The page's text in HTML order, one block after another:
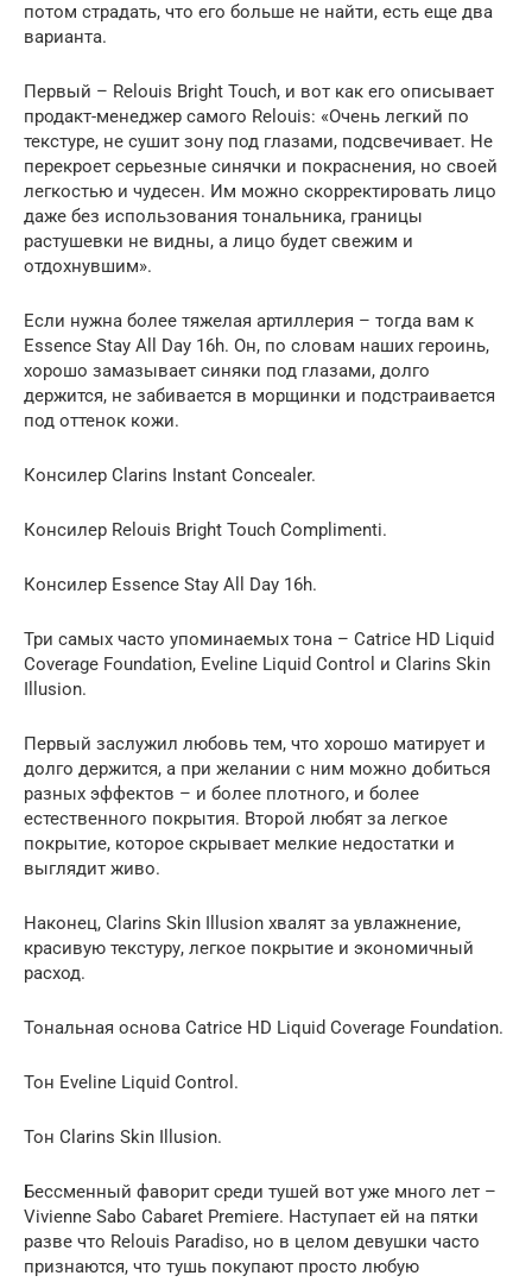
потом страдать, что его больше не найти, есть еще два
варианта.
Первый – Relouis Bright Touch, и вот как его описывает
продакт-менеджер самого Relouis: «Очень легкий по
текстуре, не сушит зону под глазами, подсвечивает. Не
перекроет серьезные синячки и покраснения, но своей
легкостью и чудесен. Им можно скорректировать лицо
даже без использования тональника, границы
растушевки не видны, а лицо будет свежим и
отдохнувшим».
Если нужна более тяжелая артиллерия – тогда вам к
Essence Stay All Day 16h. Он, по словам наших героинь,
хорошо замазывает синяки под глазами, долго
держится, не забивается в морщинки и подстраивается
под оттенок кожи.
Консилер Clarins Instant Concealer.
Консилер Relouis Bright Touch Complimenti.
Консилер Essence Stay All Day 16h.
Три самых часто упоминаемых тона – Catrice HD Liquid
Coverage Foundation, Eveline Liquid Control и Clarins Skin
Illusion.
Первый заслужил любовь тем, что хорошо матирует и
долго держится, а при желании с ним можно добиться
разных эффектов – и более плотного, и более
естественного покрытия. Второй любят за легкое
покрытие, которое скрывает мелкие недостатки и
выглядит живо.
Наконец, Clarins Skin Illusion хвалят за увлажнение,
красивую текстуру, легкое покрытие и экономичный
расход.
Тональная основа Catrice HD Liquid Coverage Foundation.
Тон Eveline Liquid Control.
Тон Clarins Skin Illusion.
Бессменный фаворит среди тушей вот уже много лет –
Vivienne Sabo Cabaret Premiere. Наступает ей на пятки
разве что Relouis Paradiso, но в целом девушки часто
признаются, что тушь покупают просто любую